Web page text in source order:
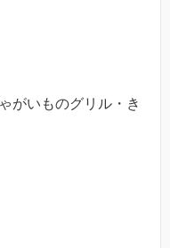
がいものグリル・き